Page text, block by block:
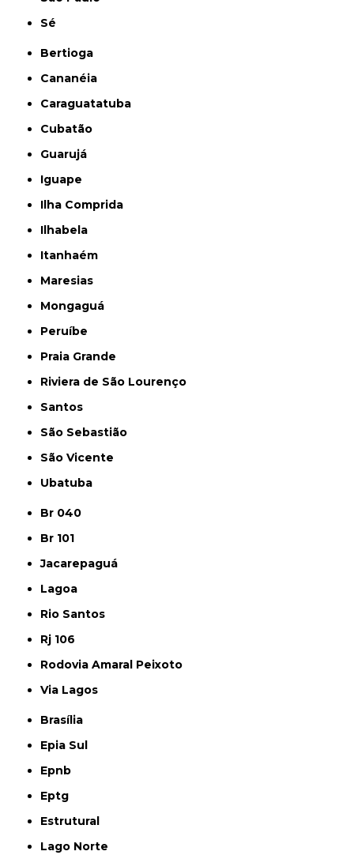
Sé
Bertioga
Cananéia
Caraguatatuba
Cubatão
Guarujá
Iguape
Ilha Comprida
Ilhabela
Itanhaém
Maresias
Mongaguá
Peruíbe
Praia Grande
Riviera de São Lourenço
Santos
São Sebastião
São Vicente
Ubatuba
Br 040
Br 101
Jacarepaguá
Lagoa
Rio Santos
Rj 106
Rodovia Amaral Peixoto
Via Lagos
Brasília
Epia Sul
Epnb
Eptg
Estrutural
Lago Norte